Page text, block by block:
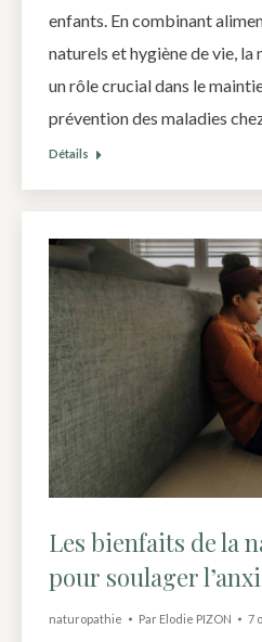
enfants. En combinant
naturels et hygiène de vie,
un rôle crucial dans le
prévention des maladies
Détails
Les bienfaits de la
pour soulager
naturopathie Par Elodie PIZON 7